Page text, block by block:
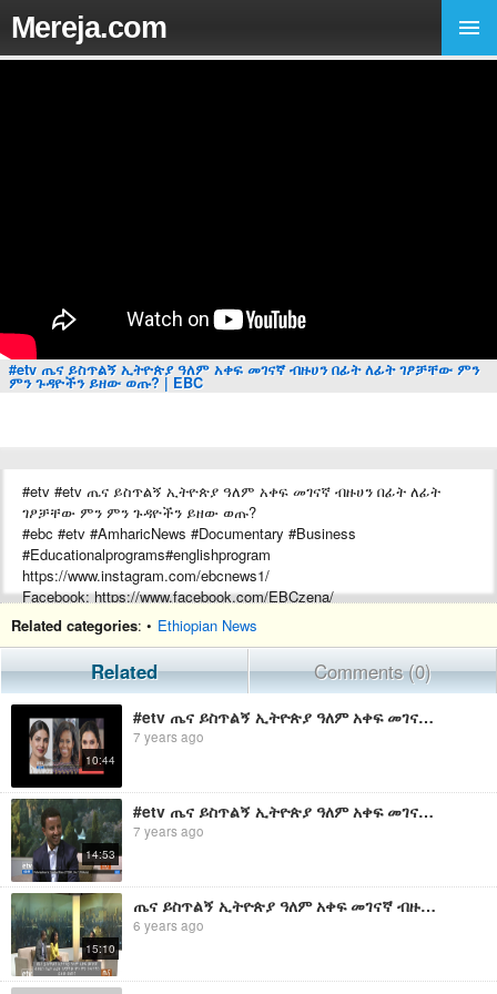
Mereja.com
#etv ጤና ይስጥልኝ ኢትዮጵያ ዓለም አቀፍ መገናኛ ብዙሀን በፊት ለፊት ገፆቻቸው ምን
ምን ጉዳዮችን ይዘው ወጡ? | EBC
#etv #etv ጤና ይስጥልኝ ኢትዮጵያ ዓለም አቀፍ መገናኛ ብዙሀን በፊት ለፊት
ገፆቻቸው ምን ምን ጉዳዮችን ይዘው ወጡ?
#ebc #etv #AmharicNews #Documentary #Business
#Educationalprograms#englishprogram
https://www.instagram.com/ebcnews1/
Facebook: https://www.facebook.com/EBCzena/
About us: https://www.ebc.et
#EthiopianBroadcastingCorporation
Related categories: • Ethiopian News
Related Comments (0)
10:44
#etv ጤና ይስጥልኝ ኢትዮጵያ ዓለም አቀፍ መገናኛ ብዙሀን በፊት ለፊት ገፆቻቸው ምን ምን ጉዳዮችን ይዘው ወጡ
7 years ago
14:53
#etv ጤና ይስጥልኝ ኢትዮጵያ ዓለም አቀፍ መገናኛ ብዙሀን በፊት ለፊት ገፆቻቸው ምን ምን ጉዳዮችን ይዘው ወጡ
7 years ago
15:10
ጤና ይስጥልኝ ኢትዮጵያ ዓለም አቀፍ መገናኛ ብዙሀን በፊት ለፊት ገፆቻቸው ምን ምን ጉዳዮችን ይዘው ወጡ? | EBC
6 years ago